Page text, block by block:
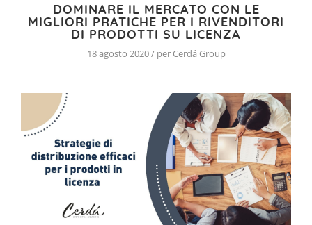
DOMINARE IL MERCATO CON LE
MIGLIORI PRATICHE PER I RIVENDITORI
DI PRODOTTI SU LICENZA
18 agosto 2020 / per Cerdá Group